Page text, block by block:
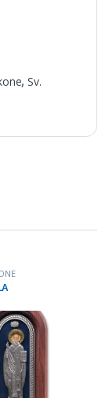
,Sv.